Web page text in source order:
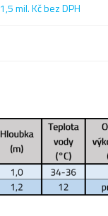
1,5 mil. Kč bez DPH